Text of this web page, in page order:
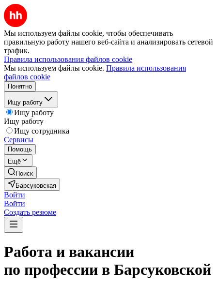
Мы используем файлы cookie, чтобы обеспечивать
правильную работу нашего веб-сайта и анализировать сетевой
трафик.
Правила использования файлов cookie
Мы используем файлы cookie. Правила использования
файлов cookie
Понятно
Ищу работу
Ищу работу
Ищу работу
Ищу сотрудника
Сервисы
Помощь
Ещё
Поиск
Барсуковская
Войти
Войти
Создать резюме
Работа и вакансии
по профессии в Барсуковской